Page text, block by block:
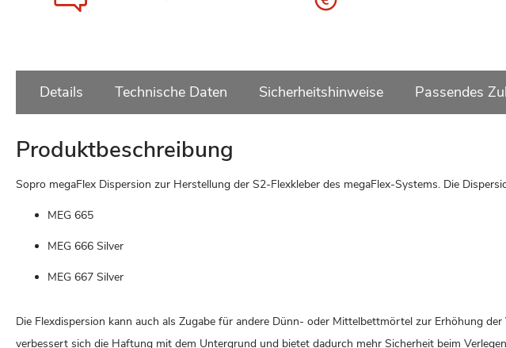
Details Technische Daten Sicherheitshinweise Passendes
Produktbeschreibung
Sopro megaFlex Dispersion zur Herstellung der S2-Flexkleber des megaFlex-Systems. Die
MEG 665
MEG 666 Silver
MEG 667 Silver
Die Flexdispersion kann auch als Zugabe für andere Dünn- oder Mittelbettmörtel zur Erhöhung
verbessert sich die Haftung mit dem Untergrund und bietet dadurch mehr Sicherheit beim